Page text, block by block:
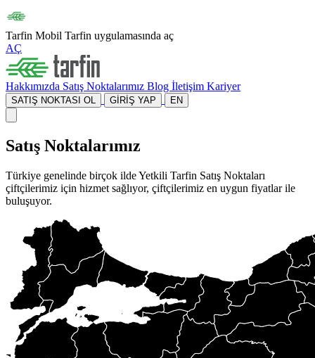
Tarfin Mobil Tarfin uygulamasında aç
AÇ
Hakkımızda Satış Noktalarımız Blog İletişim Kariyer
SATIŞ NOKTASI OL GİRİŞ YAP EN
Satış Noktalarımız
Türkiye genelinde birçok ilde Yetkili Tarfin Satış Noktaları
çiftçilerimiz için hizmet sağlıyor, çiftçilerimiz en uygun fiyatlar ile
buluşuyor.